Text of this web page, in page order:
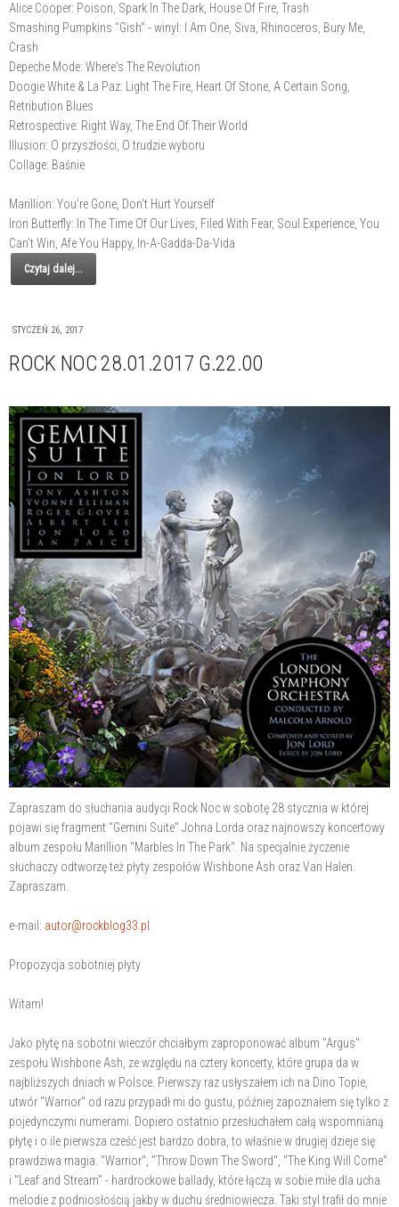
Alice Cooper: Poison, Spark In The Dark, House Of Fire, Trash
Smashing Pumpkins "Gish" - winyl: I Am One, Siva, Rhinoceros, Bury Me,
Crash
Depeche Mode: Where's The Revolution
Doogie White & La Paz: Light The Fire, Heart Of Stone, A Certain Song,
Retribution Blues
Retrospective: Right Way, The End Of Their World
Illusion: O przyszłości, O trudzie wyboru
Collage: Baśnie
Marillion: You're Gone, Don't Hurt Yourself
Iron Butterfly: In The Time Of Our Lives, Filed With Fear, Soul Experience, You
Can't Win, Afe You Happy, In-A-Gadda-Da-Vida
Czytaj dalej...
STYCZEŃ 26, 2017
ROCK NOC 28.01.2017 G.22.00
Zapraszam do słuchania audycji Rock Noc w sobotę 28 stycznia w której
pojawi się fragment "Gemini Suite" Johna Lorda oraz najnowszy koncertowy
album zespołu Marillion "Marbles In The Park". Na specjalnie życzenie
słuchaczy odtworzę też płyty zespołów Wishbone Ash oraz Van Halen.
Zapraszam.
e-mail: autor@rockblog33.pl
Propozycja sobotniej płyty
Witam!
Jako płytę na sobotni wieczór chciałbym zaproponować album "Argus"
zespołu Wishbone Ash, ze względu na cztery koncerty, które grupa da w
najbliższych dniach w Polsce. Pierwszy raz usłyszałem ich na Dino Topie,
utwór "Warrior" od razu przypadł mi do gustu, później zapoznałem się tylko z
pojedynczymi numerami. Dopiero ostatnio przesłuchałem całą wspomnianą
płytę i o ile pierwsza cześć jest bardzo dobra, to właśnie w drugiej dzieje się
prawdziwa magia. "Warrior", "Throw Down The Sword", "The King Will Come"
i "Leaf and Stream" - hardrockowe ballady, które łączą w sobie miłe dla ucha
melodie z podniosłością jakby w duchu średniowiecza. Taki styl trafił do mnie